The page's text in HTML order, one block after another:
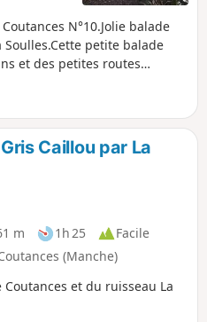
N°10.Jolie balade
petite balade
et des petites routes
3 rivières de Coutances, La
Sud-est de Coutances.Le
demeures en pierre de
fermes).
Caillou par La
m 1h 25
Facile
(Manche)
et du ruisseau La